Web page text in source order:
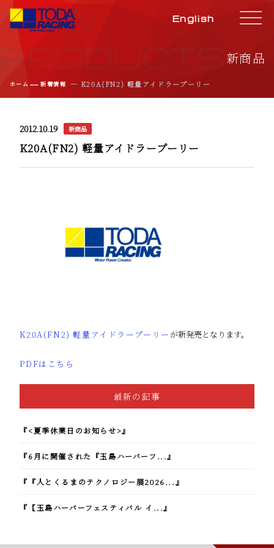
English
新商品
NEW-
PRODUCTS
ホーム ― 新着情報 ― K20A(FN2) 軽量アイドラープーリー
2012.10.19 新商品
K20A(FN2) 軽量アイドラープーリー
K20A(FN2) 軽量アイドラープーリー が新発売となります。
PDFはこちら
最新の記事
『<夏季休業日のお知らせ>』
『6月に開催された『玉島ハーバーフ...』
『『人とくるまのテクノロジー展2026...』
『【玉島ハーバーフェスティバル イ...』